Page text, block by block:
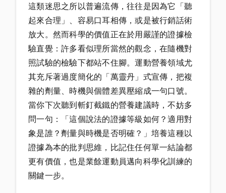
這類迷思之所以普遍流傳，往往是因為它「聽
起來合理」、容易口耳相傳，或是被行銷話術
放大。然而科學的價值正在於用嚴謹的證據檢
驗直覺：許多看似理所當然的觀念，在隨機對
照試驗的檢驗下都站不住腳。運動營養領域尤
其充斥著過度簡化的「萬靈丹」式宣傳，把複
雜的劑量、時機與個體差異壓縮成一句口號。
當你下次聽到斬釘截鐵的營養建議時，不妨多
問一句：「這個說法的證據等級如何？適用對
象是誰？劑量與時機是否明確？」培養這種以
證據為本的批判思維，比記住任何單一結論都
更有價值，也是業餘運動員邁向科學化訓練的
關鍵一步。